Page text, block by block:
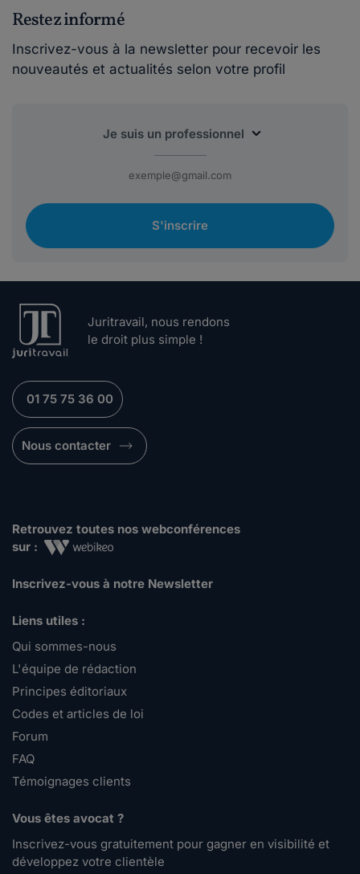
Restez informé
Inscrivez-vous à la newsletter pour recevoir les
nouveautés et actualités selon votre profil
S'inscrire
Juritravail, nous rendons
le droit plus simple !
01 75 75 36 00
Nous contacter
Retrouvez toutes nos webconférences
sur :
Inscrivez-vous à notre Newsletter
Liens utiles :
Qui sommes-nous
L'équipe de rédaction
Principes éditoriaux
Codes et articles de loi
Forum
FAQ
Témoignages clients
Vous êtes avocat ?
Inscrivez-vous gratuitement pour gagner en visibilité et
développez votre clientèle